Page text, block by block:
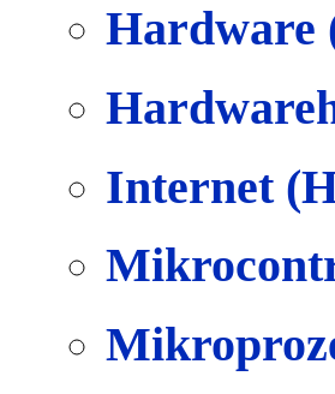
Hardware
Internet